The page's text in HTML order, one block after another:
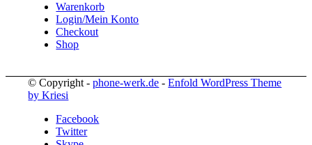
Warenkorb
Login/Mein Konto
Checkout
Shop
© Copyright -phone-werk.de -Enfold WordPress Theme
by Kriesi
Facebook
Twitter